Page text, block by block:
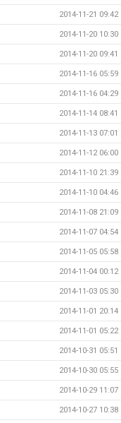
2014-11-21 09:42
2014-11-20 10:30
2014-11-20 09:41
2014-11-16 05:59
2014-11-16 04:29
2014-11-14 08:41
2014-11-13 07:01
2014-11-12 06:00
2014-11-10 21:39
2014-11-10 04:46
2014-11-08 21:09
2014-11-07 04:54
2014-11-05 05:58
2014-11-04 00:12
2014-11-03 05:30
2014-11-01 20:14
2014-11-01 05:22
2014-10-31 05:51
2014-10-30 05:55
2014-10-29 11:07
2014-10-27 10:38